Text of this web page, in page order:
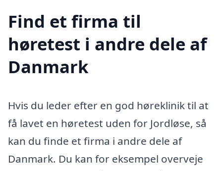
Find et firma til
høretest i andre dele af
Danmark
Hvis du leder efter en god høreklinik til at
få lavet en høretest uden for Jordløse, så
kan du finde et firma i andre dele af
Danmark. Du kan for eksempel overveje